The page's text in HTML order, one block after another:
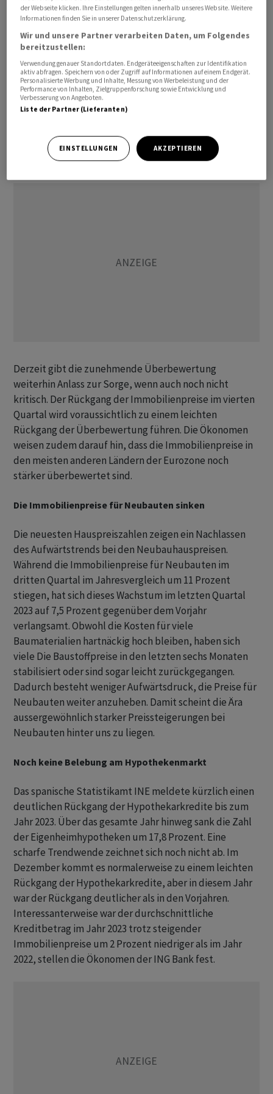
fielen, stiegen die Immobilienpreise in Spanien bis in
die letzten Monate des Jahres 2023 weiter solide an.
Der weitere Anstieg der Immobilienpreise trotz höherer
Zinssätze hat zur Überbewertung des spanischen
Immobilienmarktes beigetragen. Nach der neuesten
Schätzung der Europäischen Zentralbank (EZB) war der
spanische Immobilienmarkt im dritten Quartal 2023 um
Überbewertungsmessung der EZB erstmals seit 2010
wieder die 10 Prozent-Schwelle überschritten hat.
Derzeit gibt die zunehmende Überbewertung
weiterhin Anlass zur Sorge, wenn auch noch nicht
kritisch. Der Rückgang der Immobilienpreise im vierten
Quartal wird voraussichtlich zu einem leichten
Rückgang der Überbewertung führen. Die Ökonomen
weisen zudem darauf hin, dass die Immobilienpreise in
den meisten anderen Ländern der Eurozone noch
stärker überbewertet sind.
Die Immobilienpreise für Neubauten sinken
Die neuesten Hauspreiszahlen zeigen ein Nachlassen
des Aufwärtstrends bei den Neubauhauspreisen.
Während die Immobilienpreise für Neubauten im
dritten Quartal im Jahresvergleich um 11 Prozent
stiegen, hat sich dieses Wachstum im letzten Quartal
2023 auf 7,5 Prozent gegenüber dem Vorjahr
verlangsamt. Obwohl die Kosten für viele
Baumaterialien hartnäckig hoch bleiben, haben sich
viele Die Baustoffpreise in den letzten sechs Monaten
stabilisiert oder sind sogar leicht zurückgegangen.
Dadurch besteht weniger Aufwärtsdruck, die Preise für
Neubauten weiter anzuheben. Damit scheint die Ära
aussergewöhnlich starker Preissteigerungen bei
Neubauten hinter uns zu liegen.
Noch keine Belebung am Hypothekenmarkt
Das spanische Statistikamt INE meldete kürzlich einen
deutlichen Rückgang der Hypothekarkredite bis zum
Jahr 2023. Über das gesamte Jahr hinweg sank die Zahl
der Eigenheimhypotheken um 17,8 Prozent. Eine
scharfe Trendwende zeichnet sich noch nicht ab. Im
Dezember kommt es normalerweise zu einem leichten
Rückgang der Hypothekarkredite, aber in diesem Jahr
war der Rückgang deutlicher als in den Vorjahren.
Interessanterweise war der durchschnittliche
Kreditbetrag im Jahr 2023 trotz steigender
Immobilienpreise um 2 Prozent niedriger als im Jahr
2022, stellen die Ökonomen der ING Bank fest.
der Webseite klicken. Ihre Einstellungen gelten innerhalb unseres Website. Weitere
Informationen finden Sie in unserer Datenschutzerklärung.
Wir und unsere Partner verarbeiten Daten, um Folgendes
bereitzustellen:
Verwendung genauer Standortdaten. Endgeräteeigenschaften zur Identifikation
aktiv abfragen. Speichern von oder Zugriff auf Informationen auf einem Endgerät.
Personalisierte Werbung und Inhalte, Messung von Werbeleistung und der
Performance von Inhalten, Zielgruppenforschung sowie Entwicklung und
Verbesserung von Angeboten.
Liste der Partner (Lieferanten)
EINSTELLUNGEN AKZEPTIEREN